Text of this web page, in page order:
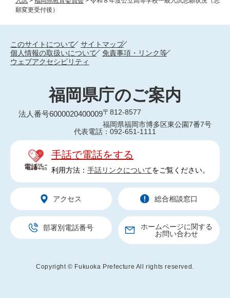
願変更受付後）
このサイトについて
サイトマップ
個人情報の取扱いについて
免責事項・リンク等
ウェブアクセシビリティ
福岡県庁のご案内
法人番号6000020400009〒812-8577
福岡県福岡市博多区東公園7番7号
代表電話：092-651-1111
手話で電話をする
利用方法： 手話リンクについてをご覧ください。
アクセス 総合相談窓口
部署別電話番号
ホームページに関する
お問い合わせ
Copyright © Fukuoka Prefecture All rights reserved.